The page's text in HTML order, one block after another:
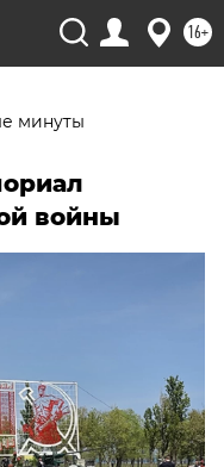
16+
минуты
войны